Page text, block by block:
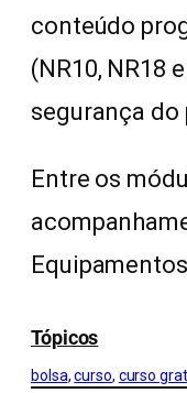
conteúdo
(NR10, NR18
segurança
Entre os
Tópicos
bolsa, curso, curso